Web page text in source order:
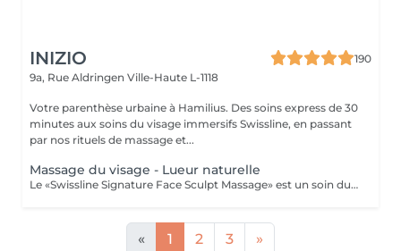
INIZIO
190
9a, Rue Aldringen Ville-Haute L-1118
Votre parenthèse urbaine à Hamilius. Des soins express de 30
minutes aux soins du visage immersifs Swissline, en passant
par nos rituels de massage et...
Massage du visage - Lueur naturelle
Le «Swissline Signature Face Sculpt Massage» est un soin du visage extrêmement innovant, original et technique. Ce traitement rythmé, à la fois profond et relaxant, combine travail respiratoire, drainage lymphatique manuel (MLD), relâchement musculaire et manipulation fasciale, associés aux techniques de modelage avancées caractéristiques d'Anna Tsankova. Le soin stimule le drainage lymphatique et la circulation, soulage les tensions musculaires, affine les contours du visage et réactive la production de collagène. Ce traitement innovant donne aux clients la sensation que leur visage s'est «ouvert», débarrassé de ses blocages, avec un effet de remise en forme visible, des rides d'expression lissées et une circulation améliorée, pour un teint renouvelé et une véritable éclat.
« 1 2 3 »